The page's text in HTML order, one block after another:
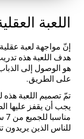
اللعبة
إنّ مواجهة لعبة
هدف اللعبة هذه
هو الوصول إلى
على الطريق.
تمّ تصميم اللعبة
يجب أن يقفز عليها
للناس الذين يريدون